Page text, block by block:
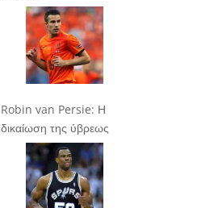
Robin van Persie: Η
δικαίωση της ύβρεως